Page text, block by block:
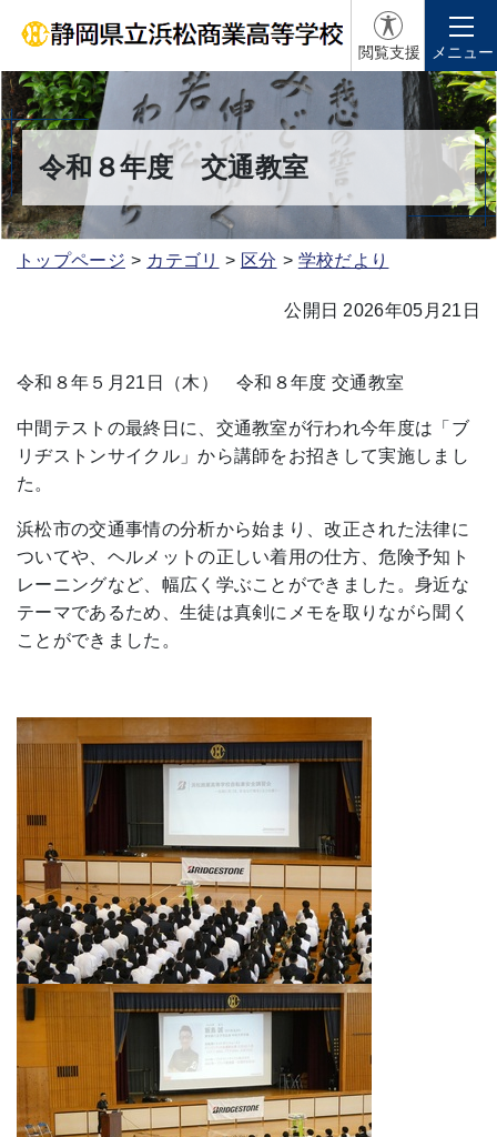
閲覧支援 メニュー
令和８年度 交通教室
トップページ カテゴリ 区分 学校だより
公開日 2026年05月21日
令和８年５月21日（木） 令和８年度 交通教室
中間テストの最終日に、交通教室が行われ今年度は「ブ
リヂストンサイクル」から講師をお招きして実施しまし
た。
浜松市の交通事情の分析から始まり、改正された法律に
ついてや、ヘルメットの正しい着用の仕方、危険予知ト
レーニングなど、幅広く学ぶことができました。身近な
テーマであるため、生徒は真剣にメモを取りながら聞く
ことができました。